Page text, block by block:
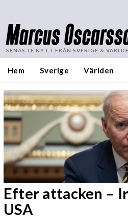
Marcus
SENASTE NYTT FRÅN SVERIGE &
Hem Sverige Världen
Efter attacken –
USA